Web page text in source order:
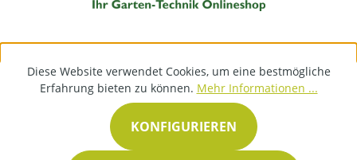
Diese Website verwendet Cookies, um eine bestmögliche
Erfahrung bieten zu können. Mehr Informationen ...
KONFIGURIEREN